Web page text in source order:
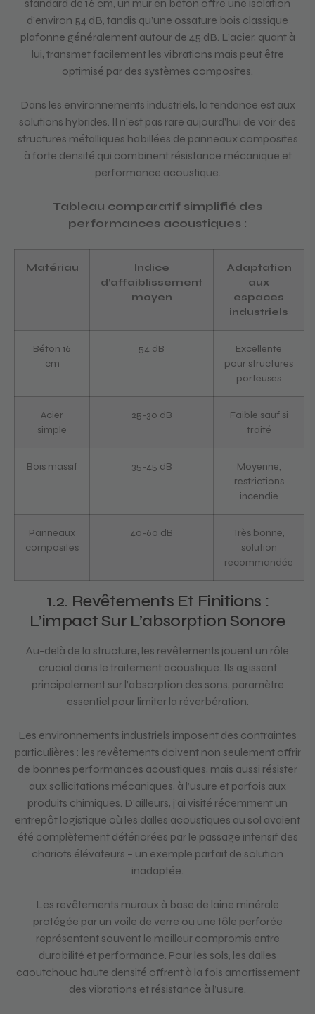
standard de 16 cm, un mur en béton offre une isolation
d’environ 54 dB, tandis qu’une ossature bois classique
plafonne généralement autour de 45 dB. L’acier, quant à
lui, transmet facilement les vibrations mais peut être
optimisé par des systèmes composites.
Dans les environnements industriels, la tendance est aux
solutions hybrides. Il n’est pas rare aujourd’hui de voir des
structures métalliques habillées de panneaux composites
à forte densité qui combinent résistance mécanique et
performance acoustique.
Tableau comparatif simplifié des
performances acoustiques :
Matériau
Indice
d’affaiblissement
moyen
Adaptation
aux
espaces
industriels
Béton 16
cm
54 dB
Excellente
pour structures
porteuses
Acier
simple
25-30 dB
Faible sauf si
traité
Bois massif 35-45 dB
Moyenne,
restrictions
incendie
Panneaux
composites
40-60 dB
Très bonne,
solution
recommandée
1.2. Revêtements Et Finitions :
L’impact Sur L’absorption Sonore
Au-delà de la structure, les revêtements jouent un rôle
crucial dans le traitement acoustique. Ils agissent
principalement sur l’absorption des sons, paramètre
essentiel pour limiter la réverbération.
Les environnements industriels imposent des contraintes
particulières : les revêtements doivent non seulement offrir
de bonnes performances acoustiques, mais aussi résister
aux sollicitations mécaniques, à l’usure et parfois aux
produits chimiques. D’ailleurs, j’ai visité récemment un
entrepôt logistique où les dalles acoustiques au sol avaient
été complètement détériorées par le passage intensif des
chariots élévateurs – un exemple parfait de solution
inadaptée.
Les revêtements muraux à base de laine minérale
protégée par un voile de verre ou une tôle perforée
représentent souvent le meilleur compromis entre
durabilité et performance. Pour les sols, les dalles
caoutchouc haute densité offrent à la fois amortissement
des vibrations et résistance à l’usure.